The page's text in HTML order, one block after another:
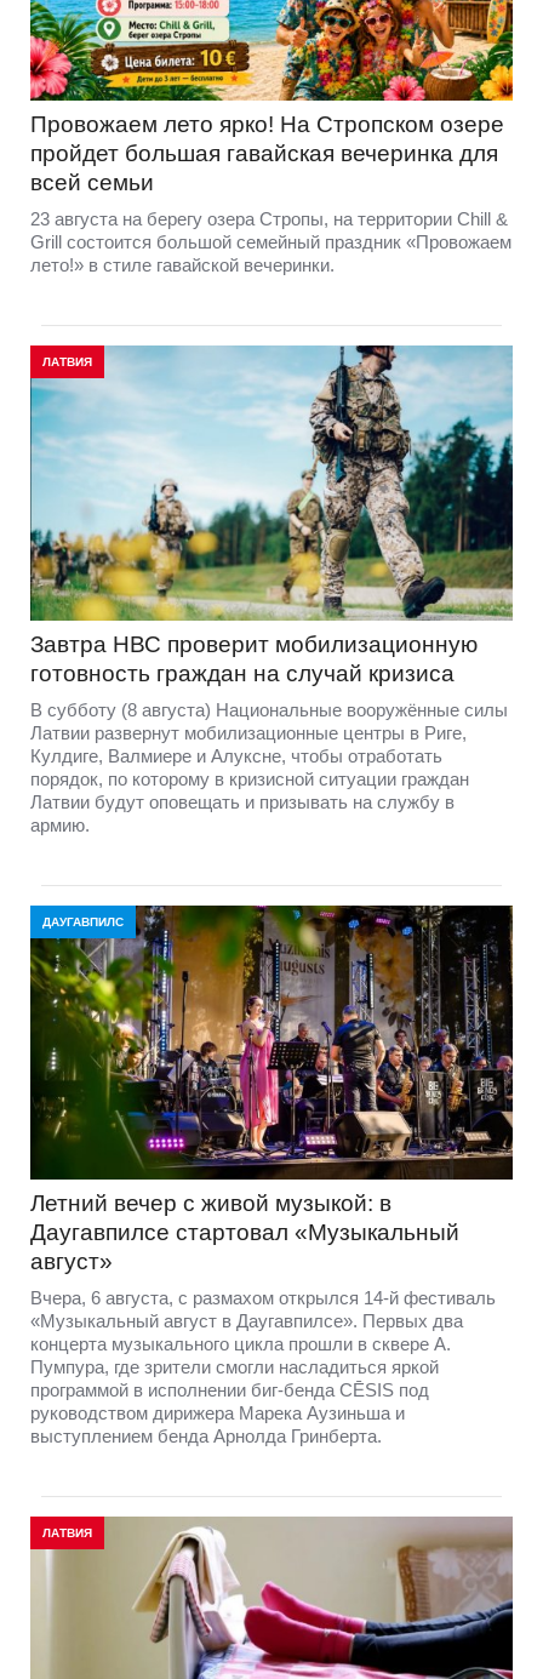
Провожаем лето ярко! На Стропском озере
пройдет большая гавайская вечеринка для
всей семьи
23 августа на берегу озера Стропы, на территории Chill &
Grill состоится большой семейный праздник «Провожаем
лето!» в стиле гавайской вечеринки.
ЛАТВИЯ
Завтра НВС проверит мобилизационную
готовность граждан на случай кризиса
В субботу (8 августа) Национальные вооружённые силы
Латвии развернут мобилизационные центры в Риге,
Кулдиге, Валмиере и Алуксне, чтобы отработать
порядок, по которому в кризисной ситуации граждан
Латвии будут оповещать и призывать на службу в
армию.
ДАУГАВПИЛС
Летний вечер с живой музыкой: в
Даугавпилсе стартовал «Музыкальный
август»
Вчера, 6 августа, с размахом открылся 14-й фестиваль
«Музыкальный август в Даугавпилсе». Первых два
концерта музыкального цикла прошли в сквере А.
Пумпура, где зрители смогли насладиться яркой
программой в исполнении биг-бенда CĒSIS под
руководством дирижера Марека Аузиньша и
выступлением бенда Арнолда Гринберта.
ЛАТВИЯ